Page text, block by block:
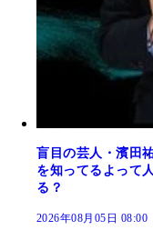
盲目の芸人・濱田
を知ってるよって
る？
2026年08月05日 08:00